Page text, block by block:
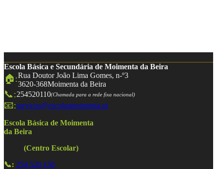
Escola Básica e Secundária de Moimenta da Beira
🏠:Rua Doutor João Lima Gomes, n-º3
3620-368Moimenta da Beira
📞:254520110(Chamada para a rede fixa nacional)
📧:servicos@escolasmoimenta.pt
Escola Básica de Moimenta
da Beira
(Centro Escolar)
📞: 254 520 150